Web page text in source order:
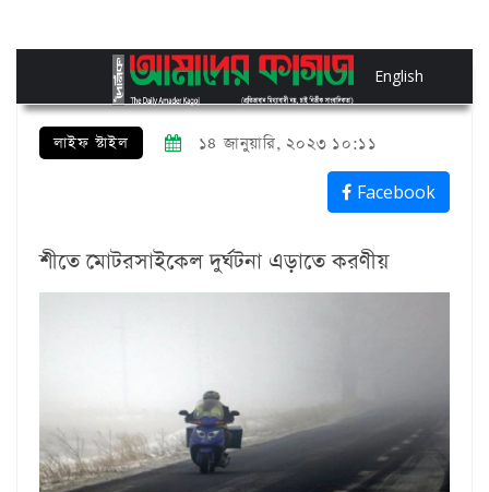
English
লাইফ স্টাইল ১৪ জানুয়ারি, ২০২৩ ১০:১১
Facebook
শীতে মোটরসাইকেল দুর্ঘটনা এড়াতে করণীয়